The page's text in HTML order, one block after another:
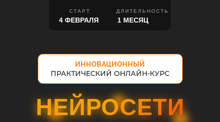
ИННОВАЦИОННЫЙ
ПРАКТИЧЕСКИЙ ОНЛАЙН-КУРС
НЕЙРОСЕТИ
4 ФЕВРАЛЯ 1 МЕСЯЦ
СТАРТ ДЛИТЕЛЬНОСТЬ
НЕЙРОСЕТИ